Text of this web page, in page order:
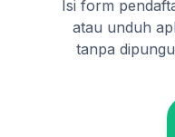
Isi form
atau unduh
tanpa